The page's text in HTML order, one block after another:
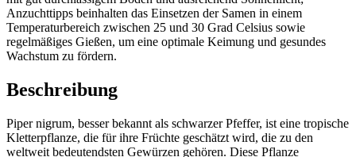
Anzuchttipps beinhalten das Einsetzen der Samen in einem
Temperaturbereich zwischen 25 und 30 Grad Celsius sowie
regelmäßiges Gießen, um eine optimale Keimung und gesundes
Wachstum zu fördern.
Beschreibung
Piper nigrum, besser bekannt als schwarzer Pfeffer, ist eine tropische
Kletterpflanze, die für ihre Früchte geschätzt wird, die zu den
weltweit bedeutendsten Gewürzen gehören. Diese Pflanze